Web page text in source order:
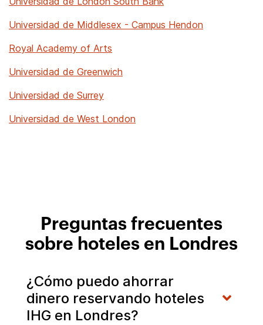
Universidad de Middlesex - Campus Hendon
Royal Academy of Arts
Universidad de Greenwich
Universidad de Surrey
Universidad de West London
Preguntas frecuentes
sobre hoteles en Londres
¿Cómo puedo ahorrar
dinero reservando hoteles
IHG en Londres?